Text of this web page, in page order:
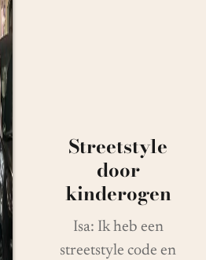
Streetstyle
door
kinderogen
Isa: Ik heb een
streetstyle code en